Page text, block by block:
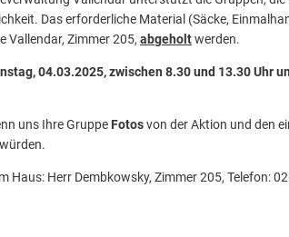
Das erforderliche Material (Säcke,
Vallendar, Zimmer 205, abgeholtwerden.
04.03.2025, zwischen 8.30 und 13.30 Uhr
uns Ihre Gruppe Fotosvon der Aktion und den
Haus: Herr Dembkowsky, Zimmer 205, Telefon: